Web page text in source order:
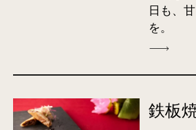
日も、
を。
鉄板